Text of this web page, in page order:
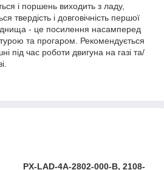
і поршень виходить з ладу,
твердість і довговічність першої
- це посилення насамперед
та прогаром. Рекомендується
під час роботи двигуна на газі та/
PX-LAD-4A-2802-000-B, 2108-